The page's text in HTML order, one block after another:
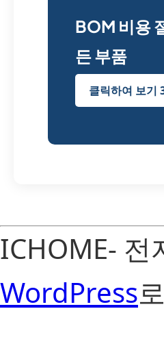
BOM 비용
든 부품
클릭하여 보기
ICHOME- 전
WordPress